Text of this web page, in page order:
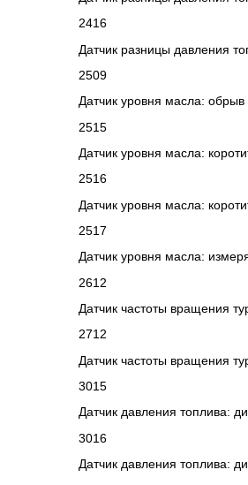
2416
Датчик разницы давления
2509
Датчик уровня масла: обрыв
2515
Датчик уровня масла:
2516
Датчик уровня масла:
2517
Датчик уровня масла:
2612
Датчик частоты вращения
2712
Датчик частоты вращения
3015
Датчик давления топлива:
3016
Датчик давления топлива: